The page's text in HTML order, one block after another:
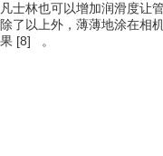
凡士林也可以增加润滑度让
除了以上外，薄薄地涂在相
果 [8] 。